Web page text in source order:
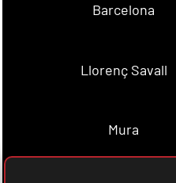
Barcelona
Llorenç Savall
Mura